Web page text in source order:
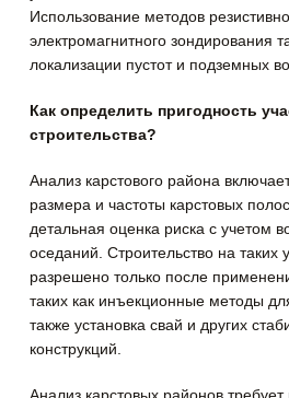
Использование методов
электромагнитного зондирования
локализации пустот и подземных
Как определить пригодность
строительства?
Анализ карстового района
размера и частоты карстовых
детальная оценка риска с учетом
оседаний. Строительство на таких
разрешено только после
таких как инъекционные методы
также установка свай и других
конструкций.